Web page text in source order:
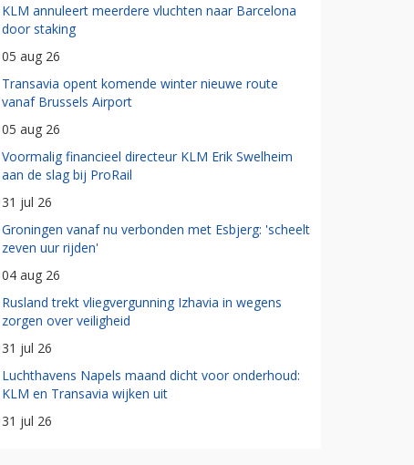
KLM annuleert meerdere vluchten naar Barcelona
door staking
05 aug 26
Transavia opent komende winter nieuwe route
vanaf Brussels Airport
05 aug 26
Voormalig financieel directeur KLM Erik Swelheim
aan de slag bij ProRail
31 jul 26
Groningen vanaf nu verbonden met Esbjerg: 'scheelt
zeven uur rijden'
04 aug 26
Rusland trekt vliegvergunning Izhavia in wegens
zorgen over veiligheid
31 jul 26
Luchthavens Napels maand dicht voor onderhoud:
KLM en Transavia wijken uit
31 jul 26